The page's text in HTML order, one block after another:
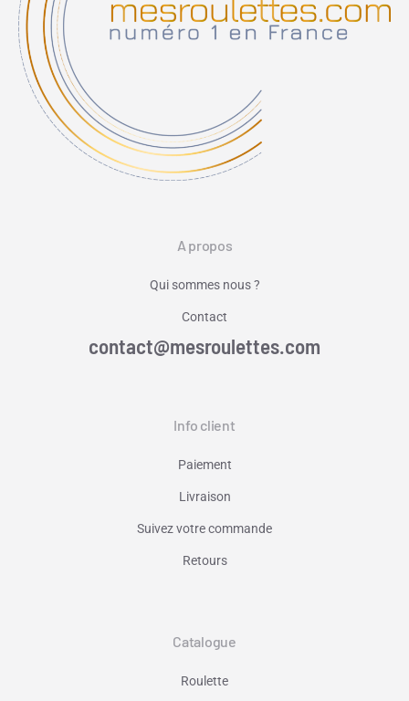
A propos
Qui sommes nous ?
Contact
contact@mesroulettes.com
Info client
Paiement
Livraison
Suivez votre commande
Retours
Catalogue
Roulette